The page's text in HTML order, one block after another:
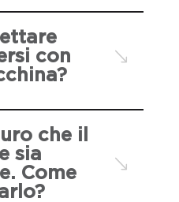
con
che il
sia
Come